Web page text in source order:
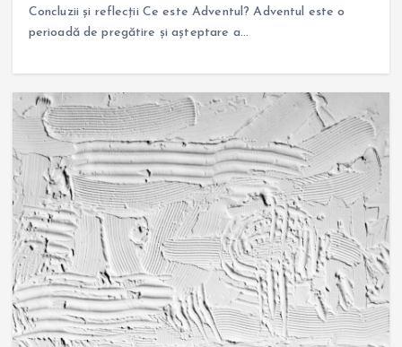
Concluzii și reflecții Ce este Adventul? Adventul este o
perioadă de pregătire și așteptare a…